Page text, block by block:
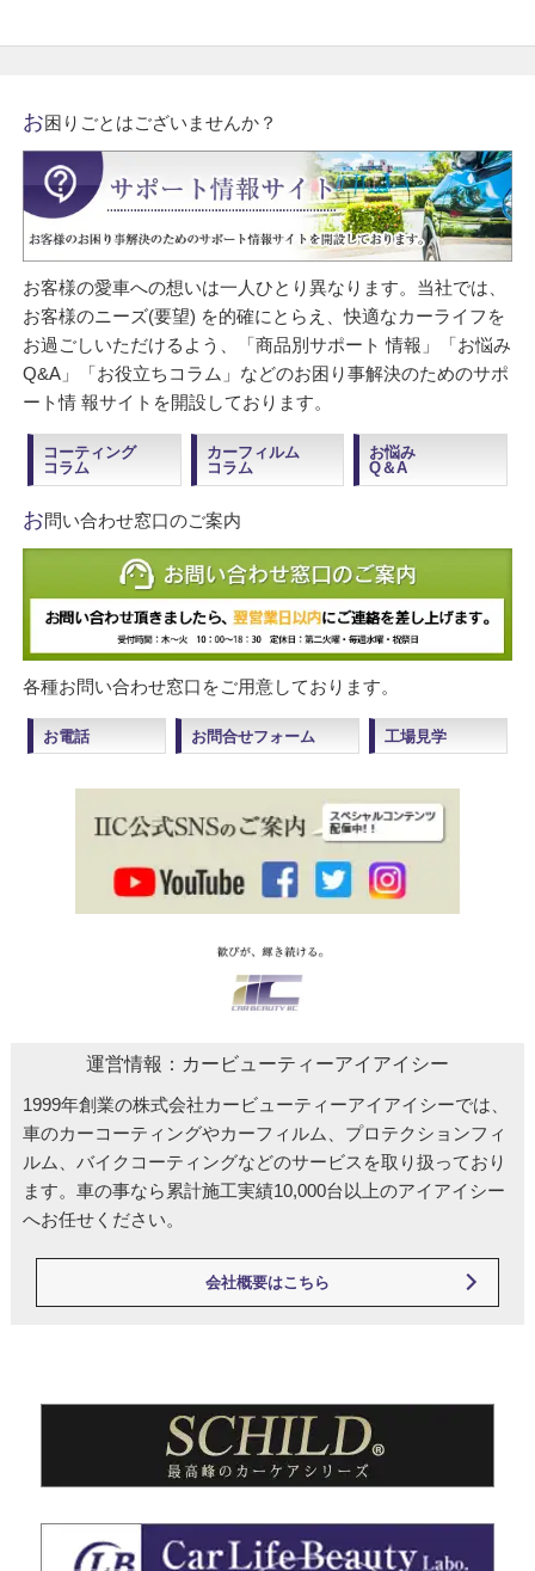
お困りごとはございませんか？
お客様の愛車への想いは一人ひとり異なります。当社では、
お客様のニーズ(要望) を的確にとらえ、快適なカーライフを
お過ごしいただけるよう、「商品別サポート 情報」「お悩み
Q&A」「お役立ちコラム」などのお困り事解決のためのサポ
ート情 報サイトを開設しております。
コーティング
コラム
カーフィルム
コラム
お悩み
Q＆A
お問い合わせ窓口のご案内
各種お問い合わせ窓口をご用意しております。
お電話 お問合せフォーム 工場見学
運営情報：カービューティーアイアイシー
1999年創業の株式会社カービューティーアイアイシーでは、
車のカーコーティングやカーフィルム、プロテクションフィ
ルム、バイクコーティングなどのサービスを取り扱っており
ます。車の事なら累計施工実績10,000台以上のアイアイシー
へお任せください。
会社概要はこちら